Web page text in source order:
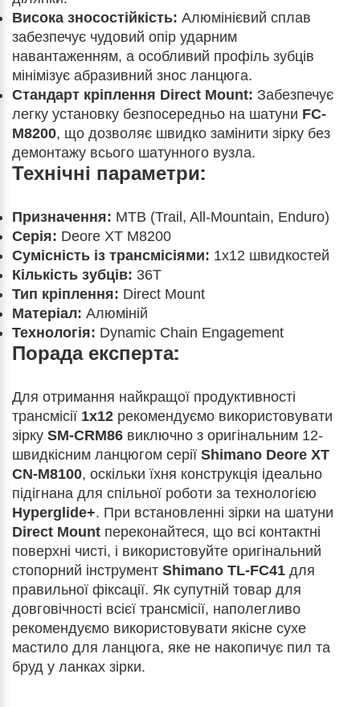
Висока зносостійкість: Алюмінієвий сплав
забезпечує чудовий опір ударним
навантаженням, а особливий профіль зубців
мінімізує абразивний знос ланцюга.
Стандарт кріплення Direct Mount: Забезпечує
легку установку безпосередньо на шатуни FC-
M8200, що дозволяє швидко замінити зірку без
демонтажу всього шатунного вузла.
Технічні параметри:
Призначення: MTB (Trail, All-Mountain, Enduro)
Серія: Deore XT M8200
Сумісність із трансмісіями: 1x12 швидкостей
Кількість зубців: 36T
Тип кріплення: Direct Mount
Матеріал: Алюміній
Технологія: Dynamic Chain Engagement
Порада експерта:
Для отримання найкращої продуктивності
трансмісії 1x12 рекомендуємо використовувати
зірку SM-CRM86 виключно з оригінальним 12-
швидкісним ланцюгом серії Shimano Deore XT
CN-M8100, оскільки їхня конструкція ідеально
підігнана для спільної роботи за технологією
Hyperglide+. При встановленні зірки на шатуни
Direct Mount переконайтеся, що всі контактні
поверхні чисті, і використовуйте оригінальний
стопорний інструмент Shimano TL-FC41 для
правильної фіксації. Як супутній товар для
довговічності всієї трансмісії, наполегливо
рекомендуємо використовувати якісне сухе
мастило для ланцюга, яке не накопичує пил та
бруд у ланках зірки.